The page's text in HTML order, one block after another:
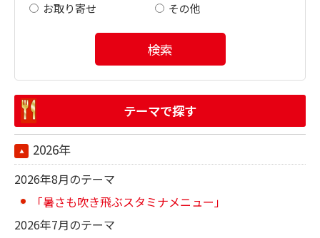
お取り寄せ
その他
検索
テーマで探す
2026年
2026年8月のテーマ
「暑さも吹き飛ぶスタミナメニュー」
2026年7月のテーマ